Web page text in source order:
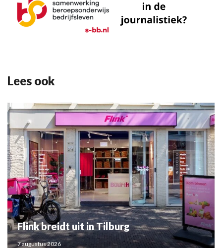
Lees ook
Flink breidt uit in Tilburg
7 augustus 2026